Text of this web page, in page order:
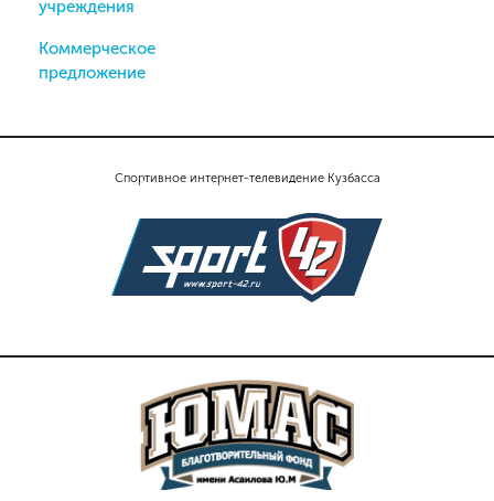
Спортивное интернет-телевидение Кузбасса
учреждения
Коммерческое
предложение